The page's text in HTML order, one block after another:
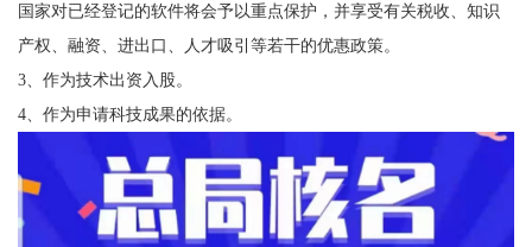
国家对已经登记的软件将会予以重点保护，并享受有关税收、知识
产权、融资、进出口、人才吸引等若干的优惠政策。
3、作为技术出资入股。
4、作为申请科技成果的依据。